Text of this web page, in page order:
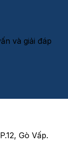
và giải đáp
Gò Vấp.